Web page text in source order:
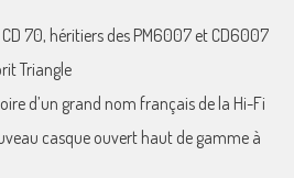
70, héritiers des PM6007 et CD6007
Triangle
d’un grand nom français de la Hi-Fi
casque ouvert haut de gamme à